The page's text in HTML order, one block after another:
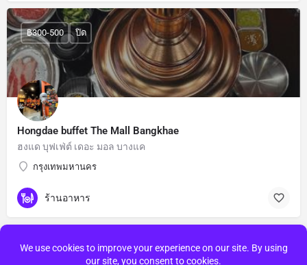
Hongdae buffet The Mall Bangkhae
ฮงแด บุฟเฟ่ต์ เดอะ มอล บางแค
กรุงเทพมหานคร
฿300-500 ปิด
ร้านอาหาร